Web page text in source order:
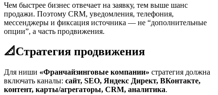
Чем быстрее бизнес отвечает на заявку, тем выше шанс
продажи. Поэтому CRM, уведомления, телефония,
мессенджеры и фиксация источника — не “дополнительные
опции”, а часть продвижения.
📐Стратегия продвижения
Для ниши «Франчайзинговые компании» стратегия должна
включать каналы: сайт, SEO, Яндекс Директ, ВКонтакте,
контент, карты/агрегаторы, CRM, аналитика.